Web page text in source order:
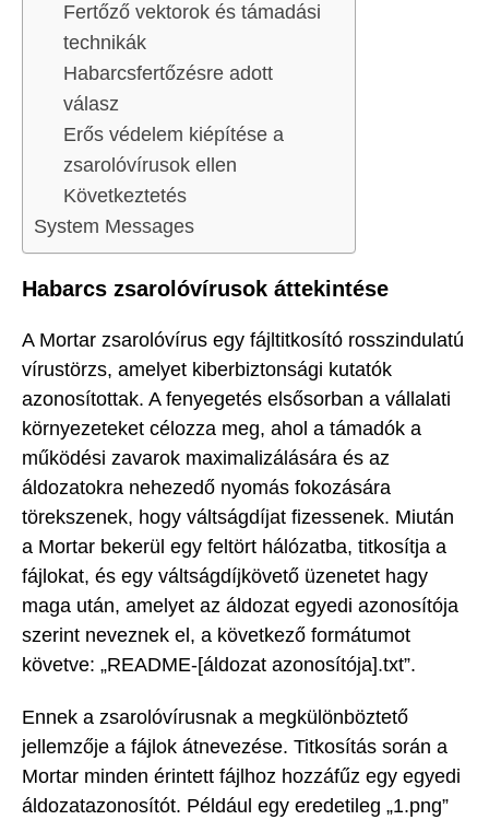
Fertőző vektorok és támadási
technikák
Habarcsfertőzésre adott
válasz
Erős védelem kiépítése a
zsarolóvírusok ellen
Következtetés
System Messages
Habarcs zsarolóvírusok áttekintése
A Mortar zsarolóvírus egy fájltitkosító rosszindulatú
vírustörzs, amelyet kiberbiztonsági kutatók
azonosítottak. A fenyegetés elsősorban a vállalati
környezeteket célozza meg, ahol a támadók a
működési zavarok maximalizálására és az
áldozatokra nehezedő nyomás fokozására
törekszenek, hogy váltságdíjat fizessenek. Miután
a Mortar bekerül egy feltört hálózatba, titkosítja a
fájlokat, és egy váltságdíjkövető üzenetet hagy
maga után, amelyet az áldozat egyedi azonosítója
szerint neveznek el, a következő formátumot
követve: „README-[áldozat azonosítója].txt”.
Ennek a zsarolóvírusnak a megkülönböztető
jellemzője a fájlok átnevezése. Titkosítás során a
Mortar minden érintett fájlhoz hozzáfűz egy egyedi
áldozatazonosítót. Például egy eredetileg „1.png”